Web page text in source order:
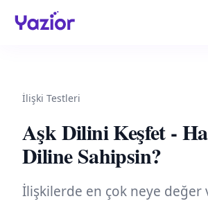
İlişki Testleri
Aşk Dilini Keşfet -
Diline Sahipsin?
İlişkilerde en çok neye değer